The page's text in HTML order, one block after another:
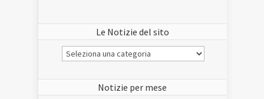
Le Notizie del sito
Le
Notizie
Notizie per mese